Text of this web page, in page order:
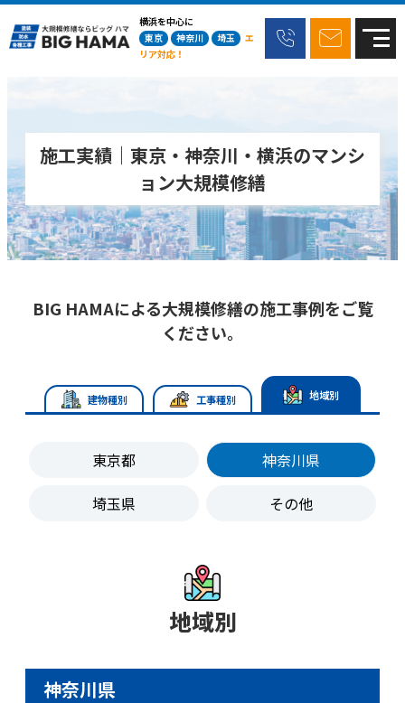
横浜を中心に
東京
神奈川 埼玉
エ
リア対応！
施工実績｜東京・神奈川・横浜のマンシ
ョン大規模修繕
BIG HAMAによる大規模修繕の施工事例をご覧
ください。
建物種別 工事種別 地域別
東京都
神奈川県
埼玉県
その他
地域別
神奈川県